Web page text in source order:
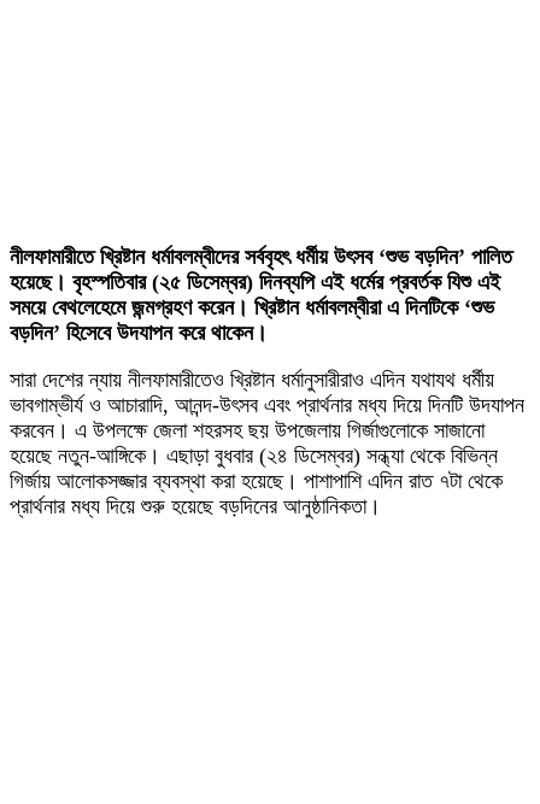
নীলফামারীতে খ্রিষ্টান ধর্মাবলম্বীদের সর্ববৃহৎ ধর্মীয় উৎসব ‘শুভ বড়দিন’ পালিত
হয়েছে। বৃহস্পতিবার (২৫ ডিসেম্বর) দিনব্যপি এই ধর্মের প্রবর্তক যিশু এই
সময়ে বেথলেহেমে জন্মগ্রহণ করেন। খ্রিষ্টান ধর্মাবলম্বীরা এ দিনটিকে ‘শুভ
বড়দিন’ হিসেবে উদযাপন করে থাকেন।
সারা দেশের ন্যায় নীলফামারীতেও খ্রিষ্টান ধর্মানুসারীরাও এদিন যথাযথ ধর্মীয়
ভাবগাম্ভীর্য ও আচারাদি, আনন্দ-উৎসব এবং প্রার্থনার মধ্য দিয়ে দিনটি উদযাপন
করবেন। এ উপলক্ষে জেলা শহরসহ ছয় উপজেলায় গির্জাগুলোকে সাজানো
হয়েছে নতুন-আঙ্গিকে। এছাড়া বুধবার (২৪ ডিসেম্বর) সন্ধ্যা থেকে বিভিন্ন
গির্জায় আলোকসজ্জার ব্যবস্থা করা হয়েছে। পাশাপাশি এদিন রাত ৭টা থেকে
প্রার্থনার মধ্য দিয়ে শুরু হয়েছে বড়দিনের আনুষ্ঠানিকতা।